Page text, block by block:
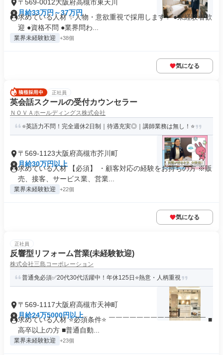
〒569-0012大阪府高槻市東天川
月給33万円～37万円
求めている人材 ✨人物・意欲重視で採用します✨ ●未経験者歓
迎 ●資格不問 ●業界問わ...
業界未経験歓迎 +38個
気になる
正社員
英会話スクールの受付カウンセラー
ＮＯＶＡホールディングス株式会社
⭐英語力不問！完全週休2日制｜待遇充実◎｜講師業務は無し！⭐
〒569-1123大阪府高槻市芥川町
月給30万円以上
求めている人材 【必須】 ・顧客対応の経験をお持ちの方 ※販
売、接客、サービス業、営業...
業界未経験歓迎 +22個
気になる
正社員
反響型リフォーム営業(未経験歓迎)
株式会社三島コーポレーション
普通免必須✅20代30代活躍中！年休125日⭐熱意・人柄重視
〒569-1117大阪府高槻市天神町
月給24万5000円以上
求めている人材 ⭐必須条件⭐ ￣￣￣￣￣￣￣￣￣￣￣￣￣￣ ■
高卒以上の方 ■普通自動...
業界未経験歓迎 +23個